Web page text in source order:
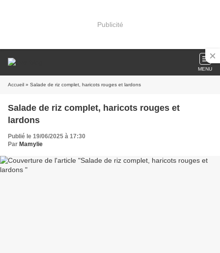
Publicité
MENU
Accueil » Salade de riz complet, haricots rouges et lardons
Salade de riz complet, haricots rouges et
lardons
Publié le 19/06/2025 à 17:30
Par Mamylie